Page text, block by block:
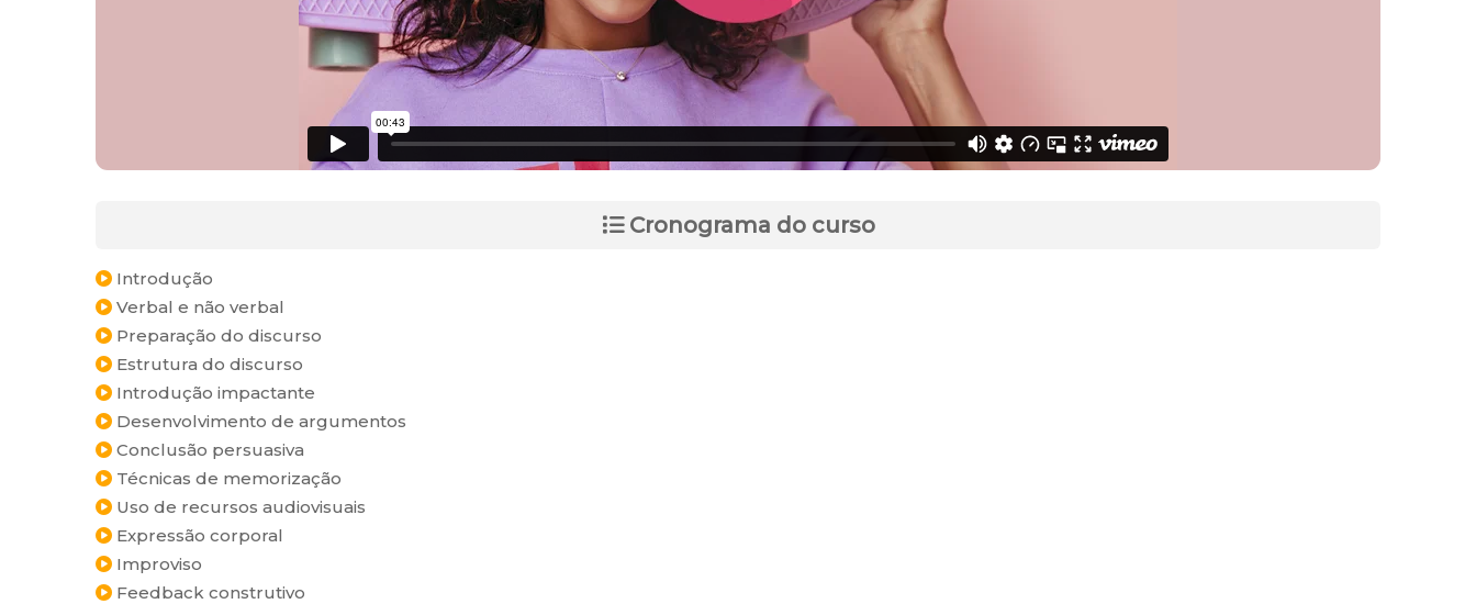
Cronograma do curso
Introdução
Verbal e não verbal
Preparação do discurso
Estrutura do discurso
Introdução impactante
Desenvolvimento de argumentos
Conclusão persuasiva
Técnicas de memorização
Uso de recursos audiovisuais
Expressão corporal
Improviso
Feedback construtivo